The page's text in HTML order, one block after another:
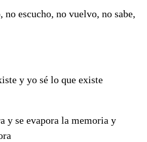
no escucho, no vuelvo, no sabe,
y yo sé lo que existe
y se evapora la memoria y